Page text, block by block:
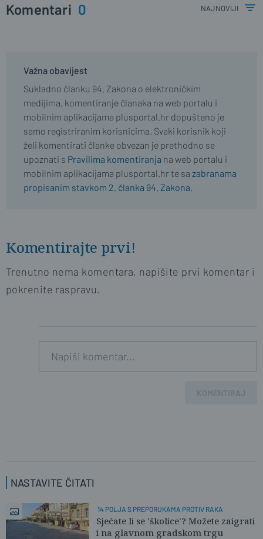
Komentari 0 najnoviji
Važna obavijest
Sukladno članku 94. Zakona o elektroničkim
medijima, komentiranje članaka na web portalu i
mobilnim aplikacijama plusportal.hr dopušteno je
samo registriranim korisnicima. Svaki korisnik koji
želi komentirati članke obvezan je prethodno se
upoznati s Pravilima komentiranja na web portalu i
mobilnim aplikacijama plusportal.hr te sa zabranama
propisanim stavkom 2. članka 94. Zakona.
Komentirajte prvi!
Trenutno nema komentara, napišite prvi komentar i
pokrenite raspravu.
KOMENTIRAJ
NASTAVITE ČITATI
14 POLJA S PREPORUKAMA PROTIV RAKA
Sjećate li se 'školice'? Možete zaigrati
i na glavnom gradskom trgu